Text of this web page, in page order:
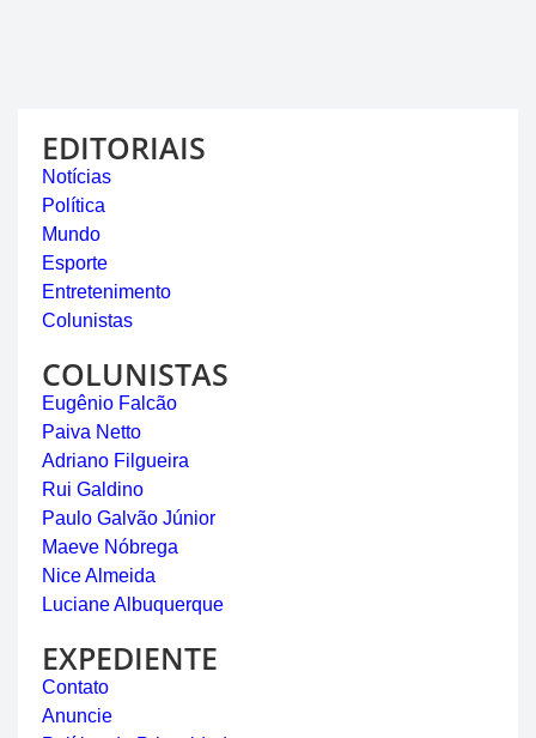
EDITORIAIS
Notícias
Política
Mundo
Esporte
Entretenimento
Colunistas
COLUNISTAS
Eugênio Falcão
Paiva Netto
Adriano Filgueira
Rui Galdino
Paulo Galvão Júnior
Maeve Nóbrega
Nice Almeida
Luciane Albuquerque
EXPEDIENTE
Contato
Anuncie